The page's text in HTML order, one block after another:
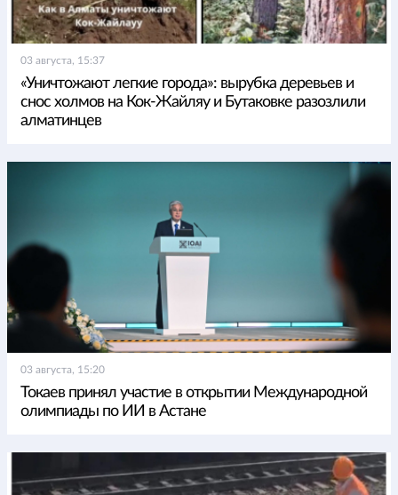
03 августа, 15:37
«Уничтожают легкие города»: вырубка деревьев и
снос холмов на Кок-Жайляу и Бутаковке разозлили
алматинцев
03 августа, 15:20
Токаев принял участие в открытии Международной
олимпиады по ИИ в Астане